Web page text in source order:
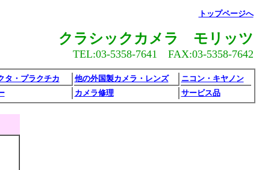
トップページへ
クラシックカメラ モリッツ
TEL:03-5358-7641 FAX:03-5358-7642
タ・プラクチカ 他の外国製カメラ・レンズ
ニコン・キヤノン
カメラ修理 サービス品